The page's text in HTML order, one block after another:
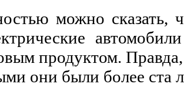
можно сказать,
продуктом.
они были более ста